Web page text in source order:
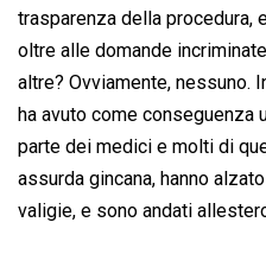
trasparenza della procedura,
oltre alle domande
altre? Ovviamente, nessuno.
ha avuto come conseguenza
parte dei medici e molti di
assurda gincana, hanno
valigie, e sono andati